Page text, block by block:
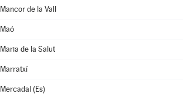
Mancor de la Vall
Maó
Maria de la Salut
Marratxí
Mercadal (Es)